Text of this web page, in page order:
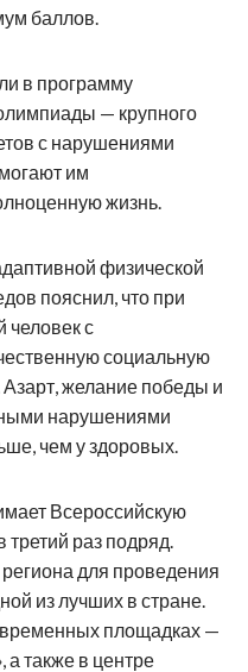
баллов.
в программу
— крупного
с нарушениями
им
жизнь.
физической
пояснил, что при
человек с
социальную
Азарт, желание победы и
нарушениями
чем у здоровых.
Всероссийскую
раз подряд.
для проведения
из лучших в стране.
площадках —
а также в центре